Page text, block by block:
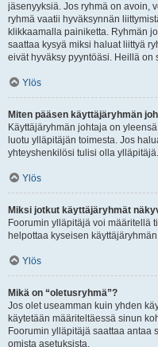
jäsenyyksiä. Jos ryhmä on avoin,
ryhmä vaatii hyväksynnän
klikkaamalla painiketta. Ryhmän
saattaa kysyä miksi haluat liittyä
eivät hyväksy pyyntöäsi. Heillä on
Ylös
Miten pääsen käyttäjäryhmän
Käyttäjäryhmän johtaja on
luotu ylläpitäjän toimesta. Jos
yhteyshenkilösi tulisi olla
Ylös
Miksi jotkut käyttäjäryhmät
Foorumin ylläpitäjä voi määritellä
helpottaa kyseisen
Ylös
Mikä on “oletusryhmä”?
Jos olet useamman kuin yhden
käytetään määriteltäessä sinun
Foorumin ylläpitäjä saattaa antaa
omista asetuksista.